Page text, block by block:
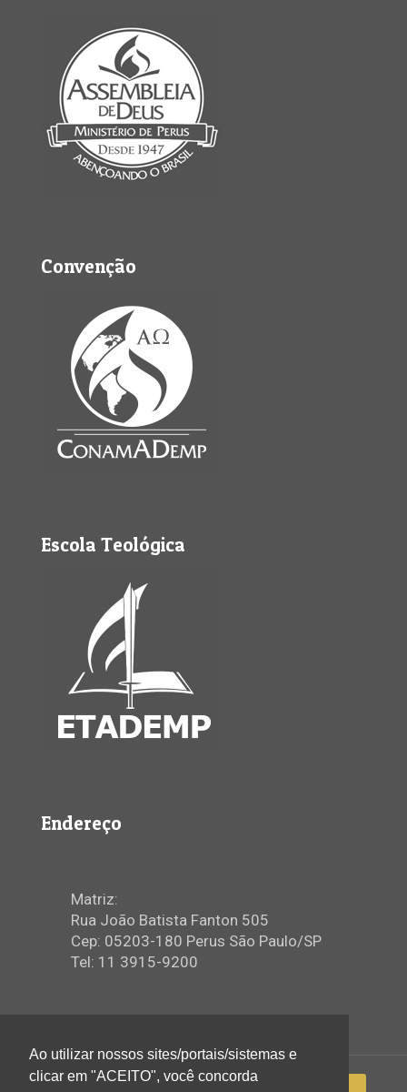
Convenção
Escola Teológica
Endereço
Matriz:
Rua João Batista Fanton 505
Cep: 05203-180 Perus São Paulo/SP
Tel: 11 3915-9200
Ao utilizar nossos sites/portais/sistemas e
clicar em "ACEITO", você concorda